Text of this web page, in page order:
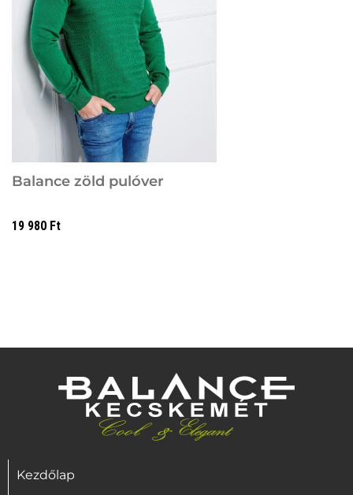
Balance zöld pulóver
19 980 Ft
Kezdőlap